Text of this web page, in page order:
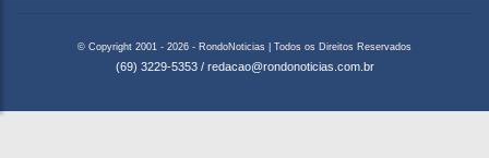
© Copyright 2001 - 2026 - RondoNoticias | Todos os Direitos Reservados
(69) 3229-5353 / redacao@rondonoticias.com.br